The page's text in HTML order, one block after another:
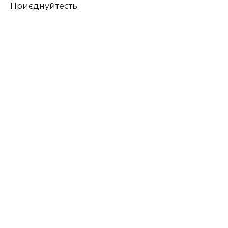
Приєднуйтесть: